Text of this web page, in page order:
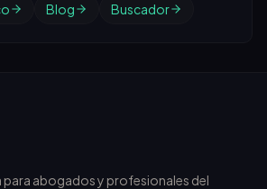
Blog Buscador
abogados y profesionales del